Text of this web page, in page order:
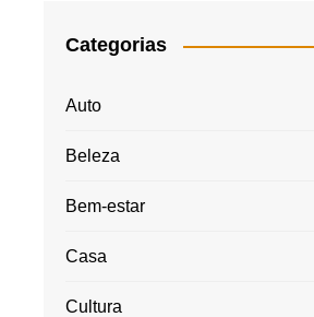
Categorias
Auto
Beleza
Bem-estar
Casa
Cultura